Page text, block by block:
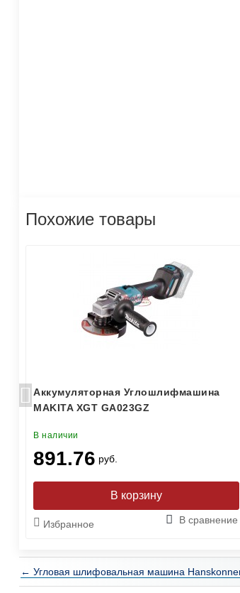
Похожие товары
Аккумуляторная Углошлифмашина
MAKITA XGT GA023GZ
В наличии
891.76 руб.
Избранное В сравнение
← Угловая шлифовальная машина